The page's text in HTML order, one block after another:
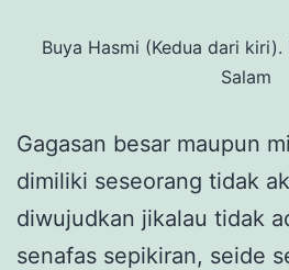
Buya Hasmi (Kedua dari
Salam
Gagasan besar maupun
dimiliki seseorang tidak
diwujudkan jikalau tidak
senafas sepikiran, seide